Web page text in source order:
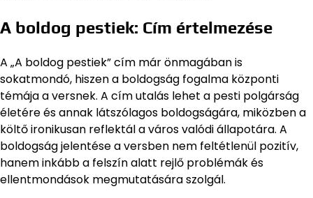
A boldog pestiek: Cím értelmezése
A „A boldog pestiek” cím már önmagában is
sokatmondó, hiszen a boldogság fogalma központi
témája a versnek. A cím utalás lehet a pesti polgárság
életére és annak látszólagos boldogságára, miközben a
költő ironikusan reflektál a város valódi állapotára. A
boldogság jelentése a versben nem feltétlenül pozitív,
hanem inkább a felszín alatt rejlő problémák és
ellentmondások megmutatására szolgál.